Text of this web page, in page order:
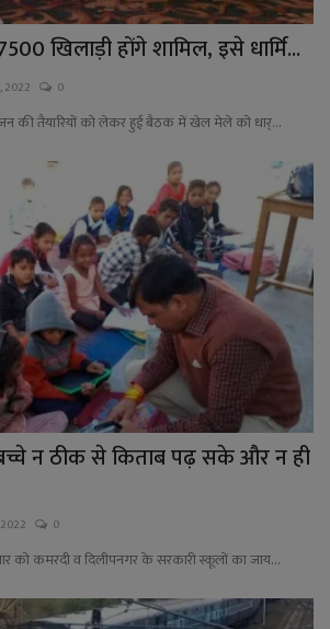
खिलाड़ी होंगे शामिल, इसे धार्मि...
2022 0
की तैयारियों को लेकर हुई बैठक में खेल मेले को धार्...
न ठीक से किताब पढ़ सके और न ही
0
को कमरदी व दिलीपनगर के सरकारी स्कूलों का जाय...